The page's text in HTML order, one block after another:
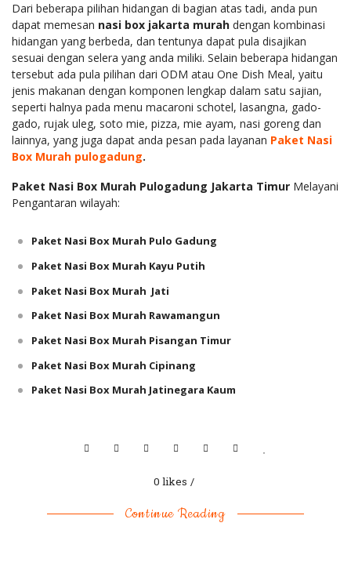
Dari beberapa pilihan hidangan di bagian atas tadi, anda pun
dapat memesan nasi box jakarta murah dengan kombinasi
hidangan yang berbeda, dan tentunya dapat pula disajikan
sesuai dengan selera yang anda miliki. Selain beberapa hidangan
tersebut ada pula pilihan dari ODM atau One Dish Meal, yaitu
jenis makanan dengan komponen lengkap dalam satu sajian,
seperti halnya pada menu macaroni schotel, lasangna, gado-
gado, rujak uleg, soto mie, pizza, mie ayam, nasi goreng dan
lainnya, yang juga dapat anda pesan pada layanan Paket Nasi
Box Murah pulogadung.
Paket Nasi Box Murah Pulogadung Jakarta Timur Melayani
Pengantaran wilayah:
Paket Nasi Box Murah Pulo Gadung
Paket Nasi Box Murah Kayu Putih
Paket Nasi Box Murah Jati
Paket Nasi Box Murah Rawamangun
Paket Nasi Box Murah Pisangan Timur
Paket Nasi Box Murah Cipinang
Paket Nasi Box Murah Jatinegara Kaum
0 likes
Continue Reading